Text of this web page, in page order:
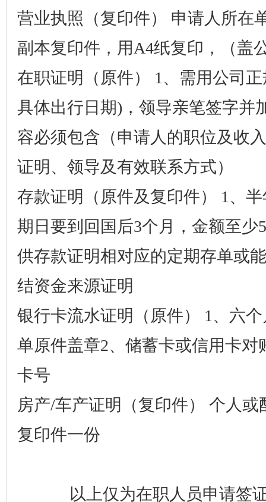
营业执照（复印件）
申请人所在
副本复印件，用 A4纸复印，（盖
在职证明（原件）
1、需用公司
具体出行日期)，领导亲笔签字并
容必须包含（申请人的职位及收
证明、领导及有效联系方式）
存款证明（原件及复印件）
1、
期日要到回国后3个月，金额至少
供存款证明相对应的定期存单或
结资金来源证明
银行卡流水证明（原件）
1、六
单原件盖章2、储蓄卡或信用卡对
卡号
房产/车产证明（复印件） 个人或
复印件一份
以上仅为在职人员申请签证